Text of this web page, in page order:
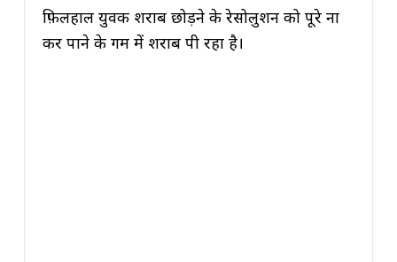
फ़िलहाल युवक शराब छोड़ने के रेसोलुशन को पूरे ना
कर पाने के गम में शराब पी रहा है।